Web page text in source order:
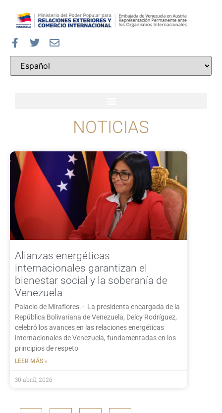
NOTICIAS
Alianzas energéticas
internacionales garantizan el
bienestar social y la soberanía de
Venezuela
Palacio de Miraflores.– La presidenta encargada de la
República Bolivariana de Venezuela, Delcy Rodríguez,
celebró los avances en las relaciones energéticas
internacionales de Venezuela, fundamentadas en los
principios de respeto
LEER MÁS »
30 abril, 2026